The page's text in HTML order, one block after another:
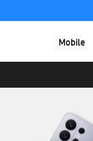
Mobile